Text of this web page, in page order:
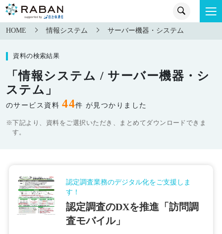
HOME 情報システム サーバー機器・システム
資料の検索結果
「情報システム / サーバー機器・シ
ステム」
のサービス資料 44件 が見つかりました
※下記より、資料をご選択いただき、まとめてダウンロードできま
す。
認定調査業務のデジタル化をご支援しま
す！
認定調査のDXを推進「訪問調
査モバイル」